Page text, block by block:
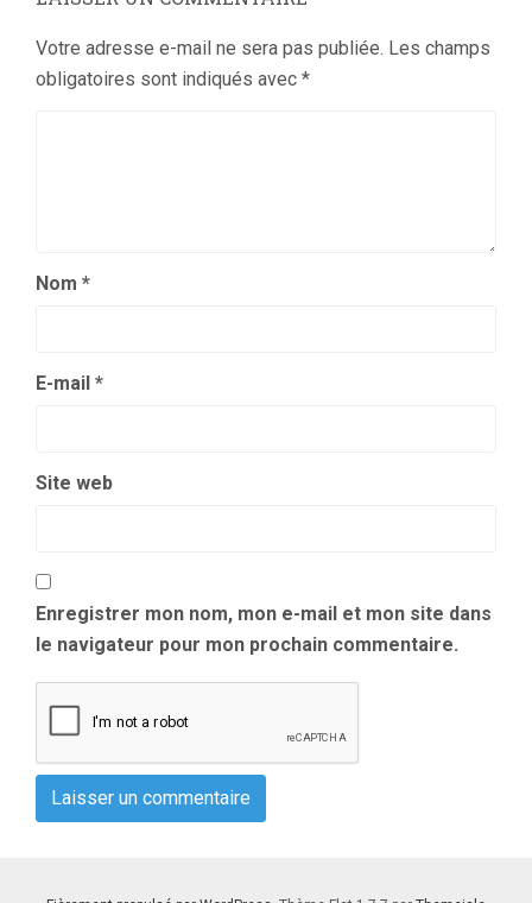
Votre adresse e-mail ne sera pas publiée. Les champs
obligatoires sont indiqués avec *
Nom *
E-mail *
Site web
Enregistrer mon nom, mon e-mail et mon site dans
le navigateur pour mon prochain commentaire.